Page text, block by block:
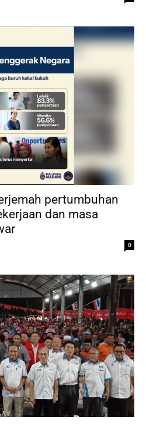
pertumbuhan
dan masa
0